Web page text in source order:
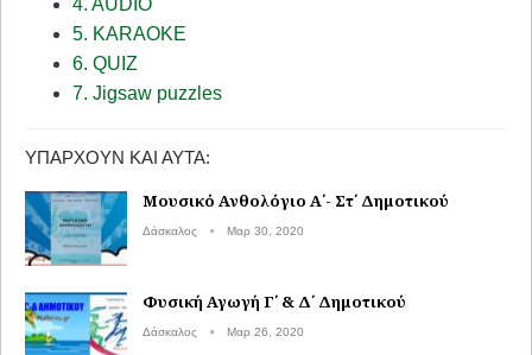
5. KARAOKE
6. QUIZ
7. Jigsaw puzzles
ΥΠΆΡΧΟΥΝ ΚΑΙ ΑΥΤΆ:
Μουσικό Ανθολόγιο Α΄- Στ΄ Δημοτικού
Δάσκαλος Μαρ 30, 2020
Φυσική Αγωγή Γ΄ & Δ΄ Δημοτικού
Δάσκαλος Μαρ 26, 2020